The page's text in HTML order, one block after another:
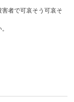
者で可哀そう可哀そ